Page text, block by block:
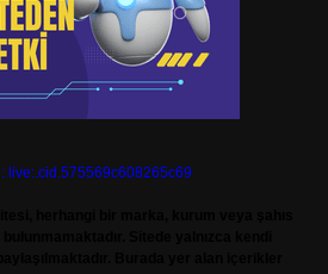
live:.cid.575569c608265c69